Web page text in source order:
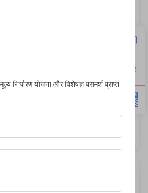
योजना और विशेषज्ञ परामर्श प्राप्त